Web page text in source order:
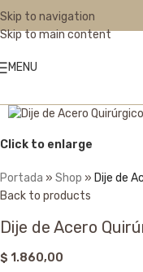
Skip to navigation
Skip to main content
MENU
Click to enlarge
Portada » Shop » Dije de
Back to products
Dije de Acero
$ 1.860,00